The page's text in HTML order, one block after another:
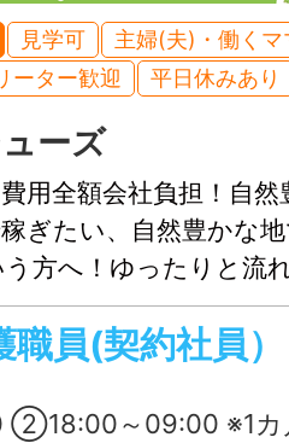
見学可
主婦(夫)・働くマ
ーター歓迎
平日休みあり
ーズ
用全額会社負担！自
ぎたい、自然豊かな
方へ！ゆったりと流
き合う介護をしてみ
員(契約社員）
09:00 ※1カ月単位の変形労働